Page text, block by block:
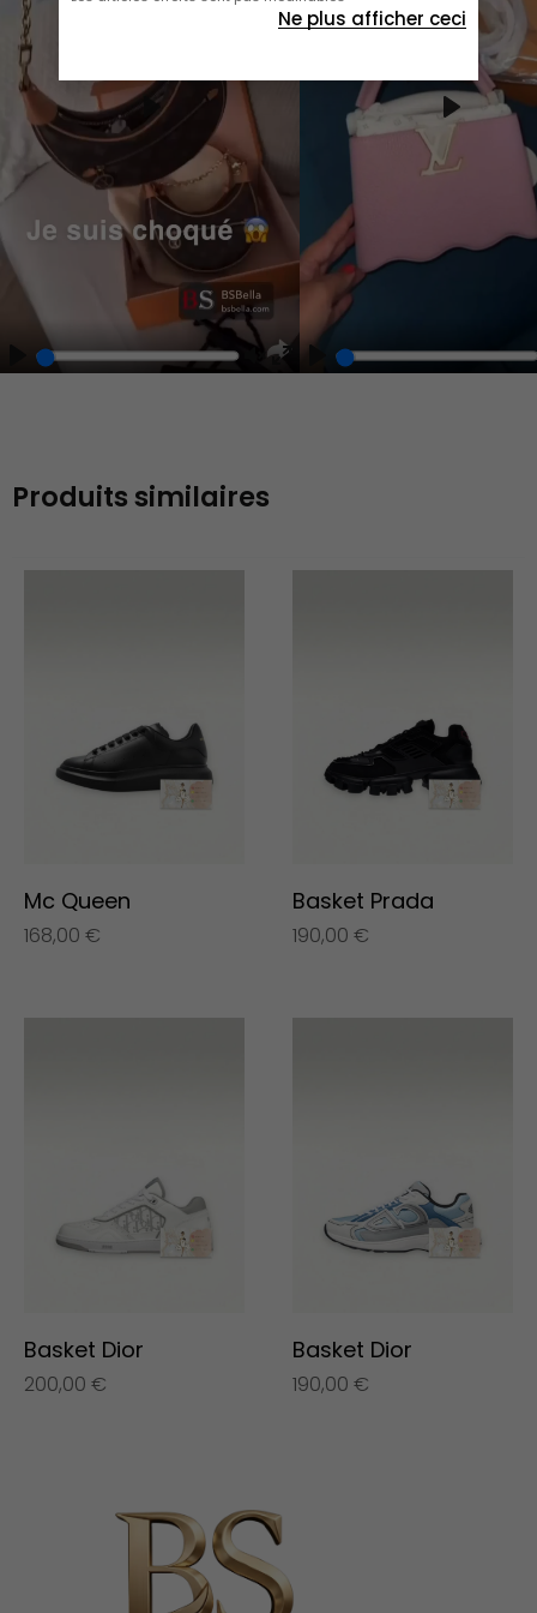
Play Unmute
Enter
Play Play
Produits similaires
Mc Queen
168,00 €
Basket Prada
190,00 €
Basket Dior
200,00 €
Basket Dior
190,00 €
Ne plus afficher ceci